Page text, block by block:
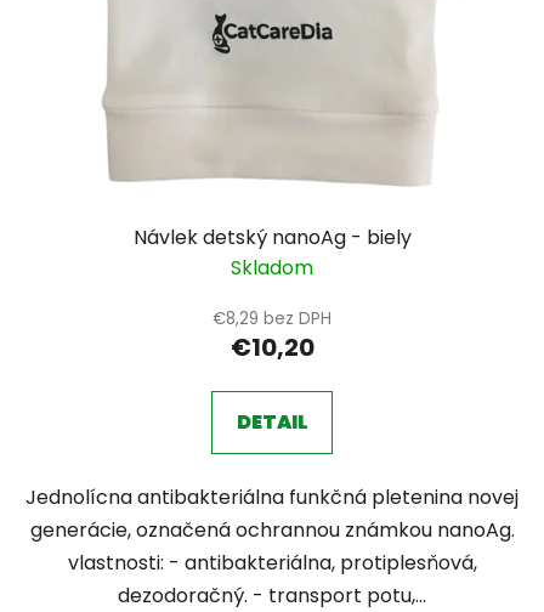
Návlek detský nanoAg - biely
Skladom
€8,29 bez DPH
€10,20
DETAIL
Jednolícna antibakteriálna funkčná pletenina novej
generácie, označená ochrannou známkou nanoAg.
vlastnosti: - antibakteriálna, protiplesňová,
dezodoračný. - transport potu,...